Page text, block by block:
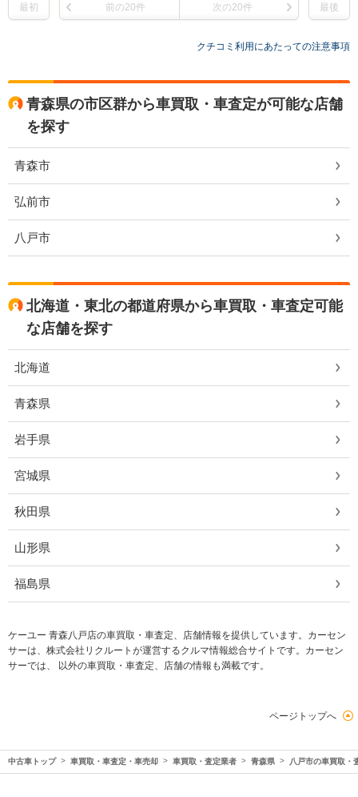
最初 前の20件 次の20件 最後
クチコミ利用にあたっての注意事項
青森県の市区群から車買取・車査定が可能な店舗
を探す
青森市
弘前市
八戸市
北海道・東北の都道府県から車買取・車査定可能
な店舗を探す
北海道
青森県
岩手県
宮城県
秋田県
山形県
福島県
ケーユー 青森八戸店の車買取・車査定、店舗情報を提供しています。カーセン
サーは、株式会社リクルートが運営するクルマ情報総合サイトです。カーセン
サーでは、 以外の車買取・車査定、店舗の情報も満載です。
ページトップへ
中古車トップ 車買取・車査定・車売却 車買取・査定業者 青森県 八戸市の車買取・